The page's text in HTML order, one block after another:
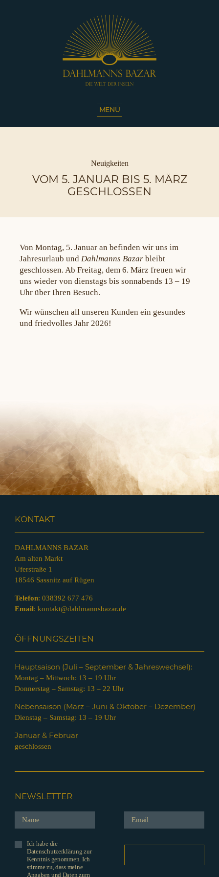
Die
|
Café
Sassnitz
MENÜ
Kategorien
Neuigkeiten
VOM 5. JANUAR BIS 5. MÄRZ
GESCHLOSSEN
Von Montag, 5. Januar an befinden wir uns im
Jahresurlaub und Dahlmanns Bazar bleibt
geschlossen. Ab Freitag, dem 6. März freuen wir
uns wieder von dienstags bis sonnabends 13 – 19
Uhr über Ihren Besuch.
Wir wünschen all unseren Kunden ein gesundes
und friedvolles Jahr 2026!
KONTAKT
DAHLMANNS BAZAR
Am alten Markt
Uferstraße 1
18546 Sassnitz auf Rügen
Telefon: 038392 677 476
Email: kontakt@dahlmannsbazar.de
ÖFFNUNGSZEITEN
Hauptsaison (Juli – September & Jahreswechsel):
Montag – Mittwoch: 13 – 19 Uhr
Donnerstag – Samstag: 13 – 22 Uhr
Nebensaison (März – Juni & Oktober – Dezember)
Dienstag – Samstag: 13 – 19 Uhr
Januar & Februar
geschlossen
NEWSLETTER
Ich habe die
Datenschutzerklärung zur
Kenntnis genommen. Ich
stimme zu, dass meine
Angaben und Daten zum